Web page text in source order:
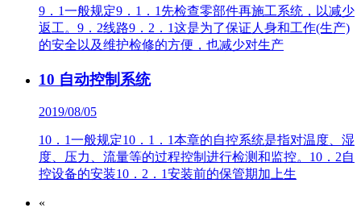
9．1一般规定9．1．1先检查零部件再施工系统，以减少
返工。9．2线路9．2．1这是为了保证人身和工作(生产)
的安全以及维护检修的方便，也减少对生产
10 自动控制系统
2019/08/05
10．1一般规定10．1．1本章的自控系统是指对温度、湿
度、压力、流量等的过程控制进行检测和监控。10．2自
控设备的安装10．2．1安装前的保管期加上生
«